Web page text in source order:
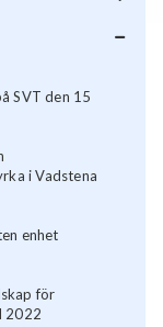
SVT den 15
i Vadstena
enhet
för
2022